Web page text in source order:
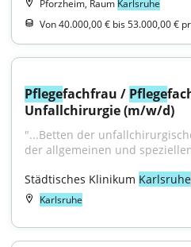
Pforzheim, Raum Karlsruhe
Von 40.000,00 € bis 53.000,00 €
Pflegefachfrau / Pflege
Unfallchirurgie (m/w/d)
"...Betten der
der allgemeinen und
Städtisches Klinikum Karlsruhe
Karlsruhe